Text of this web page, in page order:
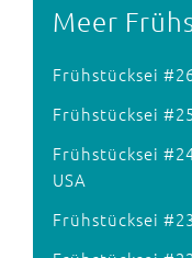
Meer
Frühstücksei
Frühstücksei
Frühstücksei
USA
Frühstücksei